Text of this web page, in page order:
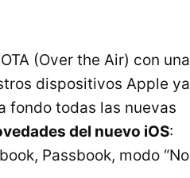
(Over the Air) con una
dispositivos Apple ya
fondo todas las nuevas
del nuevo iOS:
Passbook, modo “No